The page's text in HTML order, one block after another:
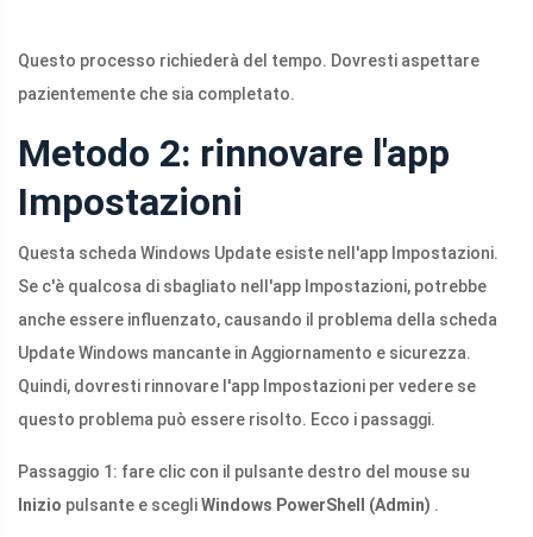
Questo processo richiederà del tempo. Dovresti aspettare
pazientemente che sia completato.
Metodo 2: rinnovare l'app
Impostazioni
Questa scheda Windows Update esiste nell'app Impostazioni.
Se c'è qualcosa di sbagliato nell'app Impostazioni, potrebbe
anche essere influenzato, causando il problema della scheda
Update Windows mancante in Aggiornamento e sicurezza.
Quindi, dovresti rinnovare l'app Impostazioni per vedere se
questo problema può essere risolto. Ecco i passaggi.
Passaggio 1: fare clic con il pulsante destro del mouse su
Inizio pulsante e scegliWindows PowerShell (Admin) .